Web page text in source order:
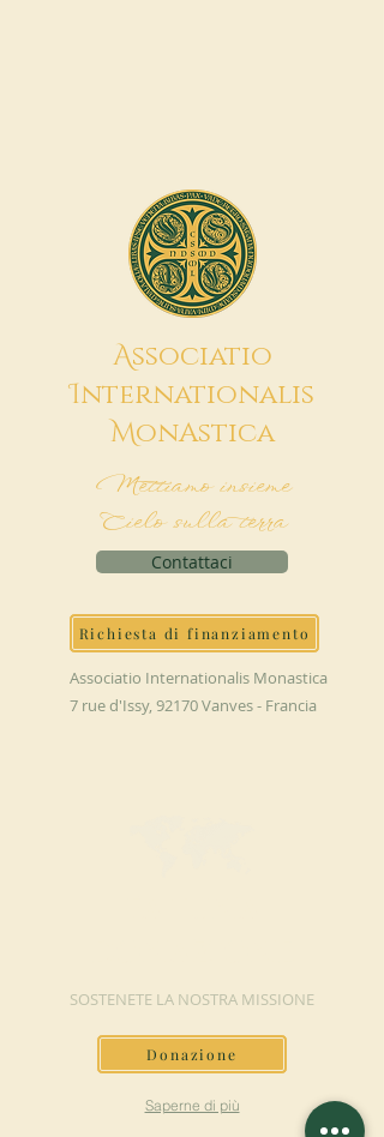
Associatio
Internationalis
MonAstica
Mettiamo insieme
Cielo sulla terra
Contattaci
Richiesta di finanziamento
Associatio Internationalis Monastica
7 rue d'Issy, 92170 Vanves - Francia
SOSTENETE LA NOSTRA MISSIONE
Donazione
Saperne di più